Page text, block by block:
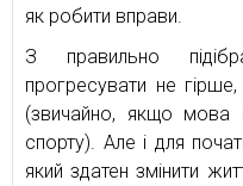
як робити вправи.
З правильно
прогресувати не
(звичайно, якщо
спорту). Але і для
який здатен змінити